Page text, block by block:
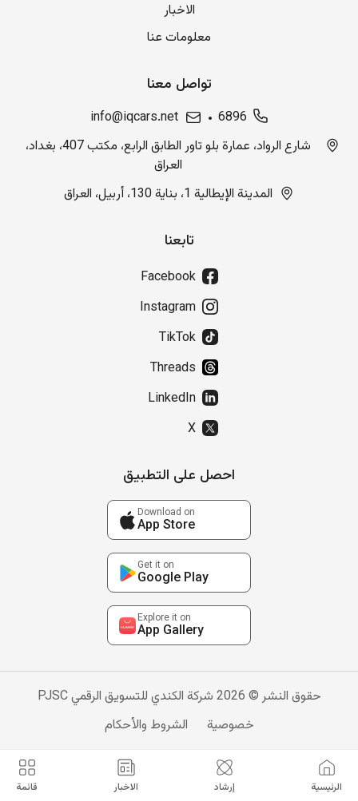
الرئيسية إرشاد الاخبار قائمة
الاخبار
معلومات عنا
تواصل معنا
6896
info@iqcars.net
شارع الرواد، عمارة بلو تاور الطابق الرابع، مكتب 407، بغداد،
العراق
المدينة الإيطالية 1، بناية 130، أربيل، العراق
تابعنا
Facebook
Instagram
TikTok
Threads
LinkedIn
X
احصل على التطبيق
Download on
App Store
Get it on
Google Play
Explore it on
App Gallery
حقوق النشر © 2026 شركة الكندي للتسويق الرقمي PJSC
خصوصية
الشروط والأحكام